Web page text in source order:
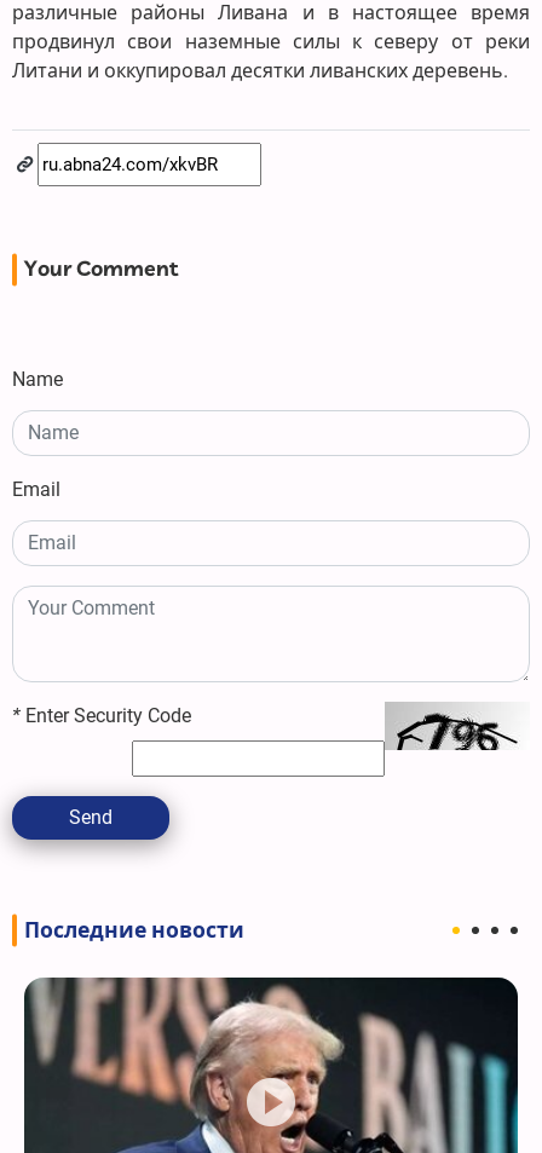
различные районы Ливана и в настоящее время
продвинул свои наземные силы к северу от реки
Литани и оккупировал десятки ливанских деревень.
Your Comment
Name
Email
* Enter Security Code
Send
Последние новости